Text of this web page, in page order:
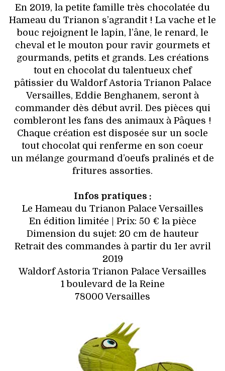
En 2019, la petite famille très chocolatée du
Hameau du Trianon s’agrandit ! La vache et le
bouc rejoignent le lapin, l’âne, le renard, le
cheval et le mouton pour ravir gourmets et
gourmands, petits et grands. Les créations
tout en chocolat du talentueux chef
pâtissier du Waldorf Astoria Trianon Palace
Versailles, Eddie Benghanem, seront à
commander dès début avril. Des pièces qui
combleront les fans des animaux à Pâques !
Chaque création est disposée sur un socle
tout chocolat qui renferme en son coeur
un mélange gourmand d’oeufs pralinés et de
fritures assorties.
Infos pratiques :
Le Hameau du Trianon Palace Versailles
En édition limitée | Prix: 50 € la pièce
Dimension du sujet: 20 cm de hauteur
Retrait des commandes à partir du 1er avril
2019
Waldorf Astoria Trianon Palace Versailles
1 boulevard de la Reine
78000 Versailles